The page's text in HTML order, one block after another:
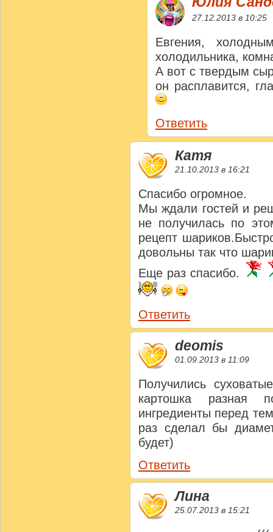
27.12.2013 в 10:25
Евгения,
холодильника,
А вот с твердым
он расплавится,
Ответить
Катя
21.10.2013 в 16:21
Спасибо огромное.
Мы ждали гостей и
не получилась по
рецепт
довольны так что
Еще раз спасибо.
Ответить
deomis
01.09.2013 в 11:09
Получились
картошка разная
ингредиенты перед
раз сделал бы
будет)
Ответить
Лина
25.07.2013 в 15:21